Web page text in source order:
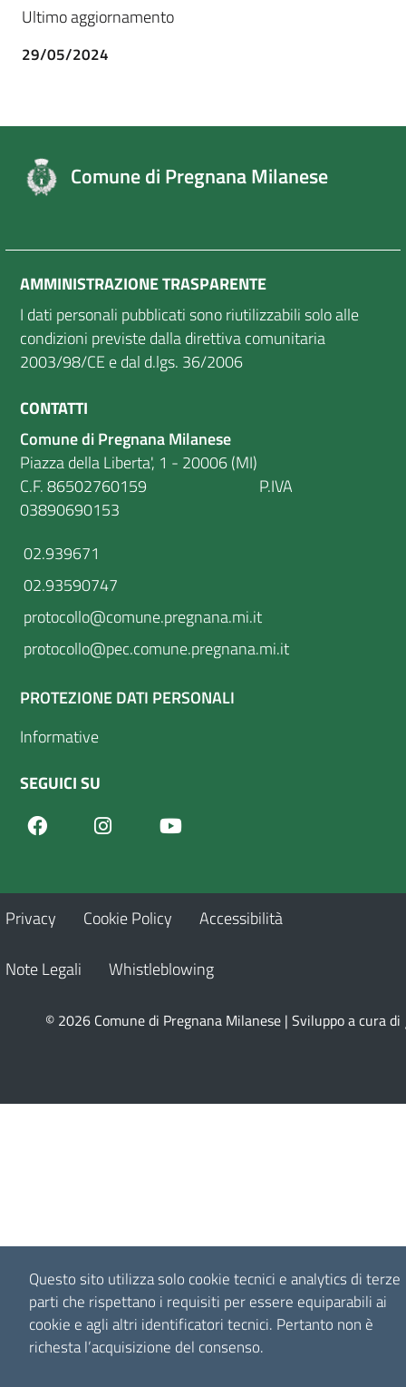
Questo sito utilizza solo cookie tecnici e analytics di terze
parti che rispettano i requisiti per essere equiparabili ai
cookie e agli altri identificatori tecnici. Pertanto non è
richesta l’acquisizione del consenso.
Ultimo aggiornamento
29/05/2024
Comune di Pregnana Milanese
AMMINISTRAZIONE TRASPARENTE
I dati personali pubblicati sono riutilizzabili solo alle
condizioni previste dalla direttiva comunitaria
2003/98/CE e dal d.lgs. 36/2006
CONTATTI
Comune di Pregnana Milanese
Piazza della Liberta', 1 - 20006 (MI)
C.F. 86502760159 P.IVA
03890690153
02.939671
02.93590747
protocollo@comune.pregnana.mi.it
protocollo@pec.comune.pregnana.mi.it
PROTEZIONE DATI PERSONALI
Informative
SEGUICI SU
FacebookInstagram
Privacy Cookie Policy Accessibilità
Note Legali Whistleblowing
© 2026 Comune di Pregnana Milanese | Sviluppo a cura di